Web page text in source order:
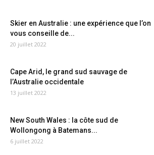
Skier en Australie : une expérience que l’on
vous conseille de...
20 juillet 2022
Cape Arid, le grand sud sauvage de
l’Australie occidentale
13 juillet 2022
New South Wales : la côte sud de
Wollongong à Batemans...
6 juillet 2022